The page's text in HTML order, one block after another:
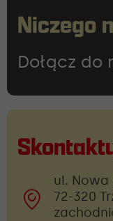
Niczego
Dołącz
ul. Nowa
72-320